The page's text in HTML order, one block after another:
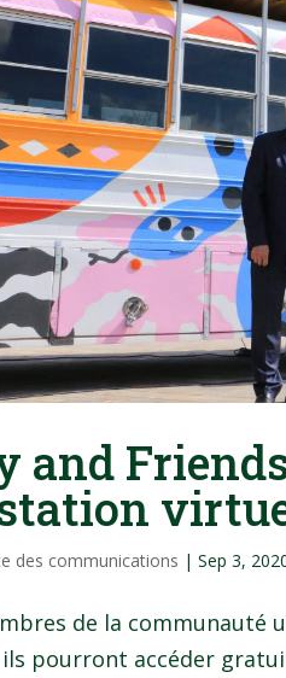
and
des communications |Sep 3,
de la
pourront accéder